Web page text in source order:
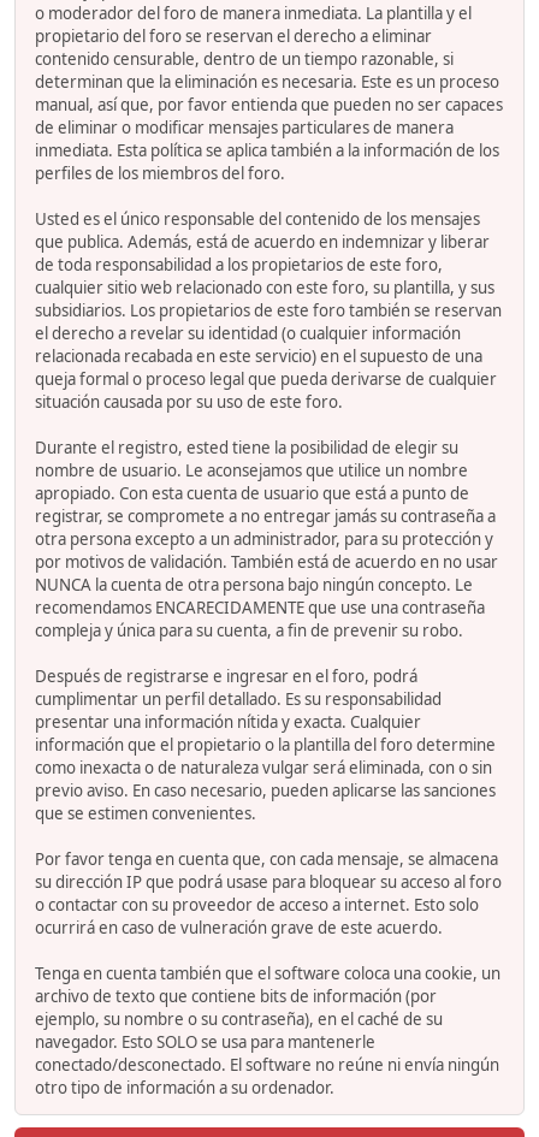
o moderador del foro de manera inmediata. La plantilla y el
propietario del foro se reservan el derecho a eliminar
contenido censurable, dentro de un tiempo razonable, si
determinan que la eliminación es necesaria. Este es un proceso
manual, así que, por favor entienda que pueden no ser capaces
de eliminar o modificar mensajes particulares de manera
inmediata. Esta política se aplica también a la información de los
perfiles de los miembros del foro.
Usted es el único responsable del contenido de los mensajes
que publica. Además, está de acuerdo en indemnizar y liberar
de toda responsabilidad a los propietarios de este foro,
cualquier sitio web relacionado con este foro, su plantilla, y sus
subsidiarios. Los propietarios de este foro también se reservan
el derecho a revelar su identidad (o cualquier información
relacionada recabada en este servicio) en el supuesto de una
queja formal o proceso legal que pueda derivarse de cualquier
situación causada por su uso de este foro.
Durante el registro, ested tiene la posibilidad de elegir su
nombre de usuario. Le aconsejamos que utilice un nombre
apropiado. Con esta cuenta de usuario que está a punto de
registrar, se compromete a no entregar jamás su contraseña a
otra persona excepto a un administrador, para su protección y
por motivos de validación. También está de acuerdo en no usar
NUNCA la cuenta de otra persona bajo ningún concepto. Le
recomendamos ENCARECIDAMENTE que use una contraseña
compleja y única para su cuenta, a fin de prevenir su robo.
Después de registrarse e ingresar en el foro, podrá
cumplimentar un perfil detallado. Es su responsabilidad
presentar una información nítida y exacta. Cualquier
información que el propietario o la plantilla del foro determine
como inexacta o de naturaleza vulgar será eliminada, con o sin
previo aviso. En caso necesario, pueden aplicarse las sanciones
que se estimen convenientes.
Por favor tenga en cuenta que, con cada mensaje, se almacena
su dirección IP que podrá usase para bloquear su acceso al foro
o contactar con su proveedor de acceso a internet. Esto solo
ocurrirá en caso de vulneración grave de este acuerdo.
Tenga en cuenta también que el software coloca una cookie, un
archivo de texto que contiene bits de información (por
ejemplo, su nombre o su contraseña), en el caché de su
navegador. Esto SOLO se usa para mantenerle
conectado/desconectado. El software no reúne ni envía ningún
otro tipo de información a su ordenador.